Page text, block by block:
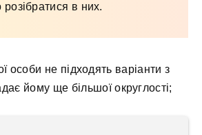
в них.
особи не підходять варіанти з
йому ще більшої округлості;